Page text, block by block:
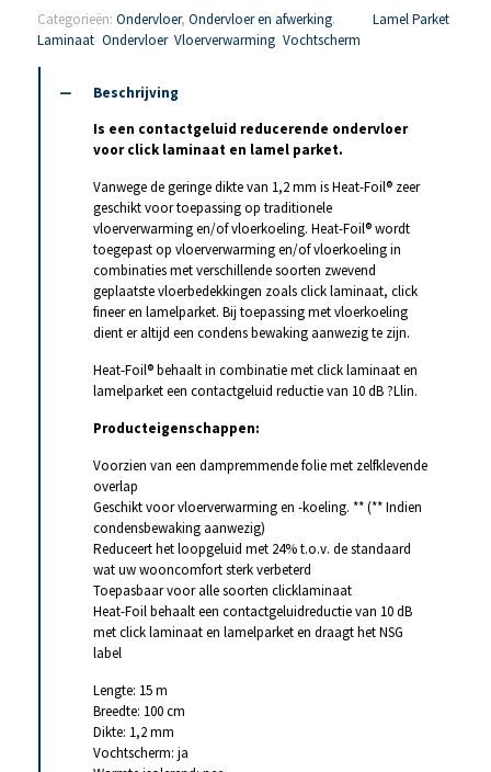
Categorieën: Ondervloer, Ondervloer en afwerking. Lamel Parket,
Laminaat, Ondervloer, Vloerverwarming, Vochtscherm
Beschrijving
Is een contactgeluid reducerende ondervloer
voor click laminaat en lamel parket.
Vanwege de geringe dikte van 1,2 mm is Heat-Foil® zeer
geschikt voor toepassing op traditionele
vloerverwarming en/of vloerkoeling. Heat-Foil® wordt
toegepast op vloerverwarming en/of vloerkoeling in
combinaties met verschillende soorten zwevend
geplaatste vloerbedekkingen zoals click laminaat, click
fineer en lamelparket. Bij toepassing met vloerkoeling
dient er altijd een condens bewaking aanwezig te zijn.
Heat-Foil® behaalt in combinatie met click laminaat en
lamelparket een contactgeluid reductie van 10 dB ?Llin.
Producteigenschappen:
Voorzien van een dampremmende folie met zelfklevende
overlap
Geschikt voor vloerverwarming en -koeling. ** (** Indien
condensbewaking aanwezig)
Reduceert het loopgeluid met 24% t.o.v. de standaard
wat uw wooncomfort sterk verbeterd
Toepasbaar voor alle soorten clicklaminaat
Heat-Foil behaalt een contactgeluidreductie van 10 dB
met click laminaat en lamelparket en draagt het NSG
label
Lengte: 15 m
Breedte: 100 cm
Dikte: 1,2 mm
Vochtscherm: ja